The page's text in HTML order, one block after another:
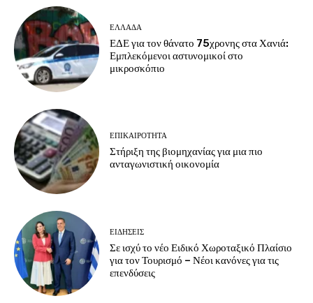
ΕΛΛΑΔΑ
ΕΔΕ για τον θάνατο 75χρονης στα Χανιά:
Εμπλεκόμενοι αστυνομικοί στο
μικροσκόπιο
ΕΠΙΚΑΙΡΟΤΗΤΑ
Στήριξη της βιομηχανίας για μια πιο
ανταγωνιστική οικονομία
ΕΙΔΗΣΕΙΣ
Σε ισχύ το νέο Ειδικό Χωροταξικό Πλαίσιο
για τον Τουρισμό – Νέοι κανόνες για τις
επενδύσεις